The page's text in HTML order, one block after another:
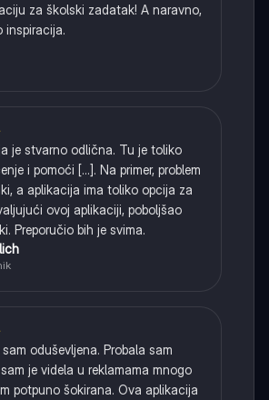
za školski zadatak! A naravno,
inspiracija.
je stvarno odlična. Tu je toliko
i pomoći [...]. Na primer, problem
a aplikacija ima toliko opcija za
ovoj aplikaciji, poboljšao
Preporučio bih je svima.
oduševljena. Probala sam
je videla u reklamama mnogo
potpuno šokirana. Ova aplikacija